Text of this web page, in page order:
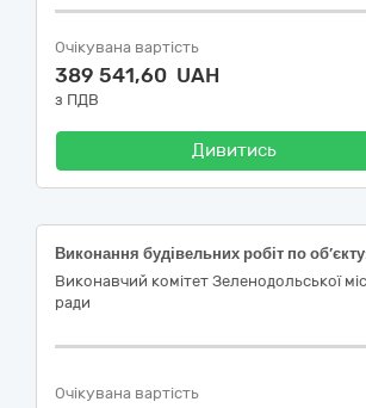
Очікувана вартість
389 541,60 UAH
з ПДВ
Дивитись
Виконавчий комітет Зеленодольської
ради
Очікувана вартість